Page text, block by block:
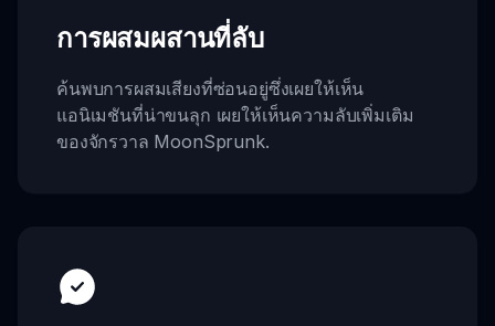
การผสมผสานที่ลับ
ค้นพบการผสมเสียงที่ซ่อนอยู่ซึ่งเผยให้เห็น
แอนิเมชันที่น่าขนลุก เผยให้เห็นความลับเพิ่มเติม
ของจักรวาล MoonSprunk.